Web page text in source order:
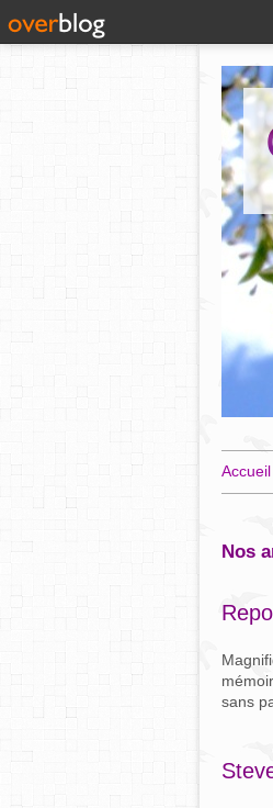
Accueil
nos
sans